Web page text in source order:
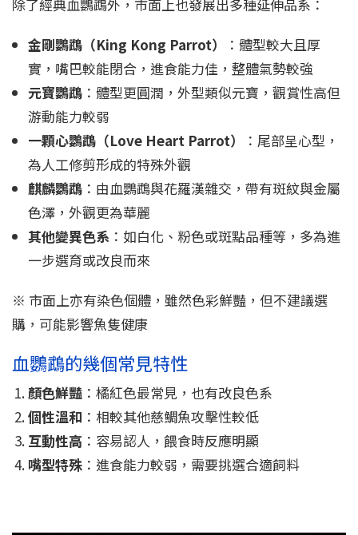
除了經典血鸚鵡外，市面上也發展出多種延伸品系：
金剛鸚鵡（King Kong Parrot）
：體型較大且厚
實，嘴巴較能閉合，進食能力佳，整體氣勢較強
元寶鸚鵡 ：體型更圓潤，外型類似元寶，觀賞性高但
游動能力較弱
一顆心鸚鵡（Love Heart Parrot）
：尾部呈心型，
為人工修剪形成的特殊外觀
麒麟鸚鵡 ：由血鸚鵡與花羅漢雜交，帶有斑紋與金屬
色澤，外觀更為華麗
其他變異色系 ：如白化、粉色或斑點品種等，多為進
一步選育或改良而來
※ 市面上亦有染色個體，雖然色彩鮮豔，但不建議選
購，可能影響魚隻健康
血鸚鵡的幾個常見特性
顏色鮮豔 ：橘紅色最常見，也有改良色系
個性溫和 ：相較其他慈鯛魚攻擊性較低
互動性高 ：容易認人，餵食時反應明顯
嘴型特殊 ：進食能力較弱，需要挑選合適飼料